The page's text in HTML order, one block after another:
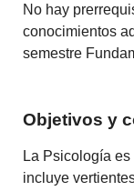
No hay
conocimientos
semestre
Objetivos y
La Psicología
incluye